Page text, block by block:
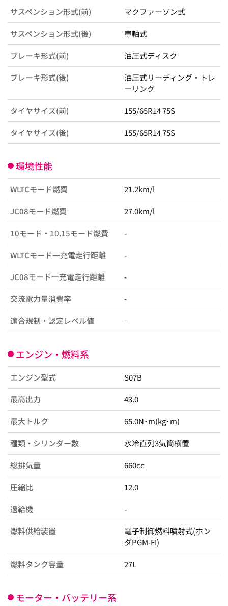
サスペンション形式(前) マクファーソン式
サスペンション形式(後) 車軸式
ブレーキ形式(前) 油圧式ディスク
ブレーキ形式(後)
油圧式リーディング・トレ
ーリング
タイヤサイズ(前) 155/65R14 75S
タイヤサイズ(後) 155/65R14 75S
環境性能
WLTCモード燃費 21.2km/l
JC08モード燃費 27.0km/l
10モード・10.15モード燃費 -
WLTCモード一充電走行距離 -
JC08モード一充電走行距離 -
交流電力量消費率 -
適合規制・認定レベル値 −
エンジン・燃料系
エンジン型式 S07B
最高出力 43.0
最大トルク 65.0N･m(kg･m)
種類・シリンダー数 水冷直列3気筒横置
総排気量 660cc
圧縮比 12.0
過給機 -
燃料供給装置
電子制御燃料噴射式(ホン
ダPGM-FI)
燃料タンク容量 27L
モーター・バッテリー系